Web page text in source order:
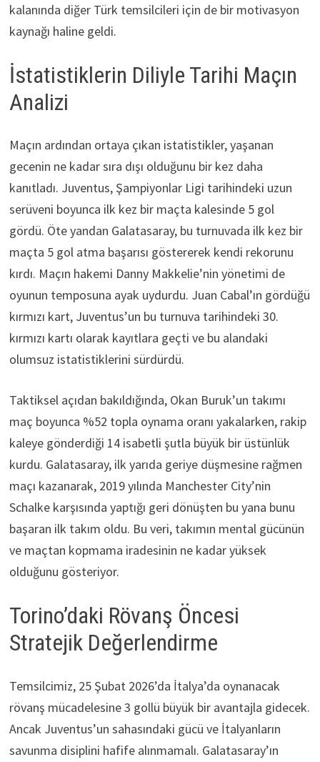
kalanında diğer Türk temsilcileri için de bir motivasyon
kaynağı haline geldi.
İstatistiklerin Diliyle Tarihi Maçın
Analizi
Maçın ardından ortaya çıkan istatistikler, yaşanan
gecenin ne kadar sıra dışı olduğunu bir kez daha
kanıtladı. Juventus, Şampiyonlar Ligi tarihindeki uzun
serüveni boyunca ilk kez bir maçta kalesinde 5 gol
gördü. Öte yandan Galatasaray, bu turnuvada ilk kez bir
maçta 5 gol atma başarısı göstererek kendi rekorunu
kırdı. Maçın hakemi Danny Makkelie’nin yönetimi de
oyunun temposuna ayak uydurdu. Juan Cabal’ın gördüğü
kırmızı kart, Juventus’un bu turnuva tarihindeki 30.
kırmızı kartı olarak kayıtlara geçti ve bu alandaki
olumsuz istatistiklerini sürdürdü.
Taktiksel açıdan bakıldığında, Okan Buruk’un takımı
maç boyunca %52 topla oynama oranı yakalarken, rakip
kaleye gönderdiği 14 isabetli şutla büyük bir üstünlük
kurdu. Galatasaray, ilk yarıda geriye düşmesine rağmen
maçı kazanarak, 2019 yılında Manchester City’nin
Schalke karşısında yaptığı geri dönüşten bu yana bunu
başaran ilk takım oldu. Bu veri, takımın mental gücünün
ve maçtan kopmama iradesinin ne kadar yüksek
olduğunu gösteriyor.
Torino’daki Rövanş Öncesi
Stratejik Değerlendirme
Temsilcimiz, 25 Şubat 2026’da İtalya’da oynanacak
rövanş mücadelesine 3 gollü büyük bir avantajla gidecek.
Ancak Juventus’un sahasındaki gücü ve İtalyanların
savunma disiplini hafife alınmamalı. Galatasaray’ın